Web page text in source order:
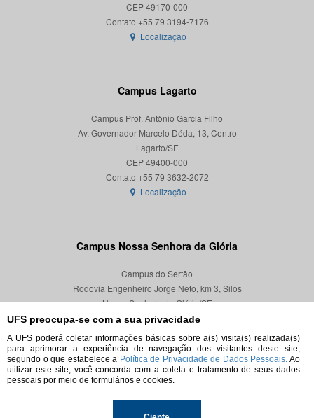
UFS preocupa-se com a sua privacidade
A UFS poderá coletar informações básicas sobre a(s) visita(s) realizada(s)
para aprimorar a experiência de navegação dos visitantes deste site,
segundo o que estabelece a Política de Privacidade de Dados Pessoais. Ao
utilizar este site, você concorda com a coleta e tratamento de seus dados
pessoais por meio de formulários e cookies.
CEP 49170-000
Localização
Campus Lagarto
Campus Prof. Antônio Garcia Filho
Av. Governador Marcelo Déda, 13, Centro
Lagarto/SE
CEP 49400-000
Localização
Campus Nossa Senhora da Glória
Campus do Sertão
Rodovia Engenheiro Jorge Neto, km 3, Silos
Nossa Senhora da Glória/SE
CEP 49680-000
Localização